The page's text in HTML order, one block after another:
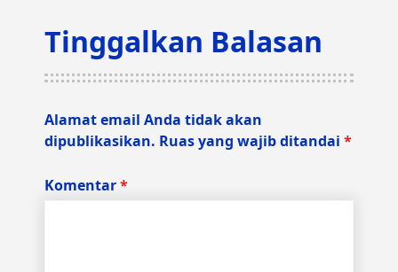
Tinggalkan Balasan
Alamat email Anda tidak akan
dipublikasikan. Ruas yang wajib ditandai *
Komentar*